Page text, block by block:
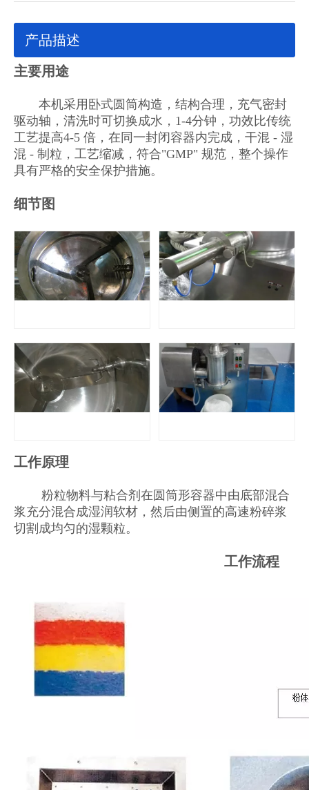
产品描述
主要用途
本机采用卧式圆筒构造，结构合理，充气密封
驱动轴，清洗时可切换成水，1-4分钟，功效比传统
工艺提高4-5 倍，在同一封闭容器内完成，干混 - 湿
混 - 制粒，工艺缩减，符合"GMP" 规范，整个操作
具有严格的安全保护措施。
细节图
工作原理
粉粒物料与粘合剂在圆筒形容器中由底部混合
浆充分混合成湿润软材，然后由侧置的高速粉碎浆
切割成均匀的湿颗粒。
工作流程